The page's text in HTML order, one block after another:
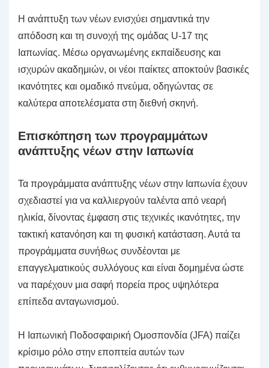
Η ανάπτυξη των νέων ενισχύει σημαντικά την
απόδοση και τη συνοχή της ομάδας U-17 της
Ιαπωνίας. Μέσω οργανωμένης εκπαίδευσης και
ισχυρών ακαδημιών, οι νέοι παίκτες αποκτούν βασικές
ικανότητες και ομαδικό πνεύμα, οδηγώντας σε
καλύτερα αποτελέσματα στη διεθνή σκηνή.
Επισκόπηση των προγραμμάτων
ανάπτυξης νέων στην Ιαπωνία
Τα προγράμματα ανάπτυξης νέων στην Ιαπωνία έχουν
σχεδιαστεί για να καλλιεργούν ταλέντα από νεαρή
ηλικία, δίνοντας έμφαση στις τεχνικές ικανότητες, την
τακτική κατανόηση και τη φυσική κατάσταση. Αυτά τα
προγράμματα συνήθως συνδέονται με
επαγγελματικούς συλλόγους και είναι δομημένα ώστε
να παρέχουν μια σαφή πορεία προς υψηλότερα
επίπεδα ανταγωνισμού.
Η Ιαπωνική Ποδοσφαιρική Ομοσπονδία (JFA) παίζει
κρίσιμο ρόλο στην εποπτεία αυτών των